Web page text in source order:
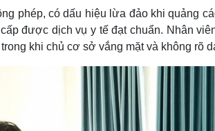
phép, có dấu hiệu lừa đảo khi quảng
được dịch vụ y tế đạt chuẩn. Nhân
khi chủ cơ sở vắng mặt và không rõ